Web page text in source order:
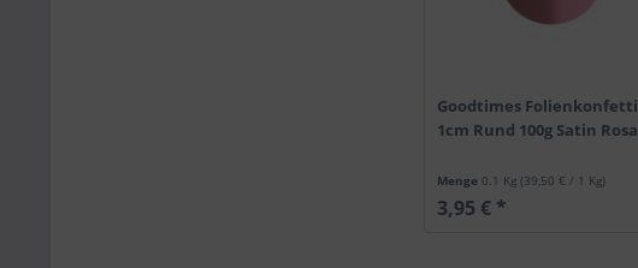
Goodtimes Folienkonfetti
1cm Rund 100g Satin Rosa
Menge 0.1 Kg(39,50 € / 1 Kg)
3,95 € *